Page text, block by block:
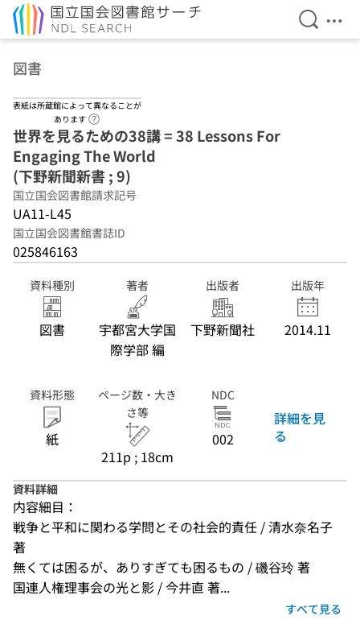
検索を
メ
図書
表紙は所蔵館によって異なることが
あります
世界を見るための38講 = 38 Lessons For
Engaging The World
(下野新聞新書 ; 9)
国立国会図書館請求記号
UA11-L45
国立国会図書館書誌ID
025846163
資料種別
図書
著者
宇都宮大学国
際学部 編
出版者
下野新聞社
出版年
2014.11
資料形態
紙
ページ数・大き
さ等
211p ; 18cm
NDC
002
詳細を見
る
資料詳細
内容細目：
戦争と平和に関わる学問とその社会的責任 / 清水奈名子
著
無くては困るが、ありすぎても困るもの / 磯谷玲 著
国連人権理事会の光と影 / 今井直 著...
すべて見る